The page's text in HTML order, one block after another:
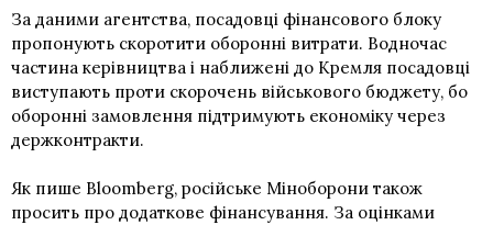
За даними агентства, посадовці фінансового блоку
пропонують скоротити оборонні витрати. Водночас
частина керівництва і наближені до Кремля посадовці
виступають проти скорочень військового бюджету, бо
оборонні замовлення підтримують економіку через
держконтракти.
Як пише Bloomberg, російське Міноборони також
просить про додаткове фінансування. За оцінками